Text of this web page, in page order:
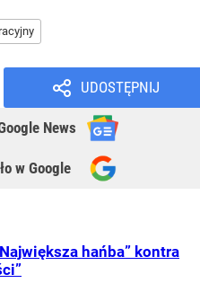
UDOSTĘPNIJ
News
w Google
hańba” kontra